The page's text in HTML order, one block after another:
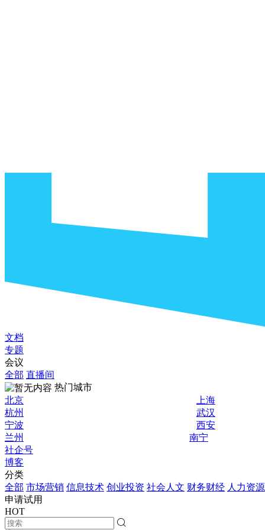
文档
专题
会议
全部 直播间
热门城市
北京
上海
杭州
武汉
宁波
西安
兰州
南宁
社企号
博客
分类
全部 市场营销 信息技术 创业投资 社会人文 财务财经 人力资源
申请试用
HOT